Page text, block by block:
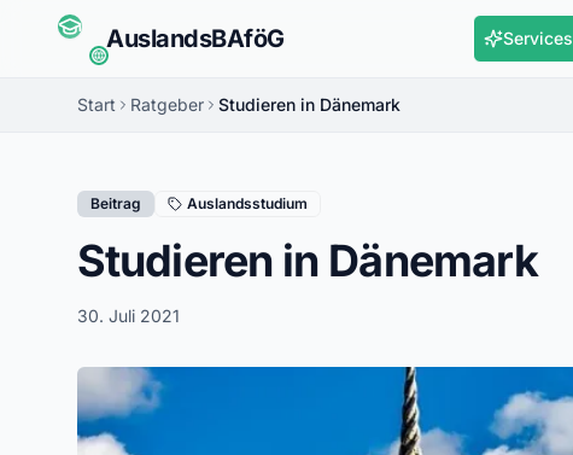
AuslandsBAföG Services
Start Ratgeber Studieren in Dänemark
Beitrag Auslandsstudium
Studieren in Dänemark
30. Juli 2021